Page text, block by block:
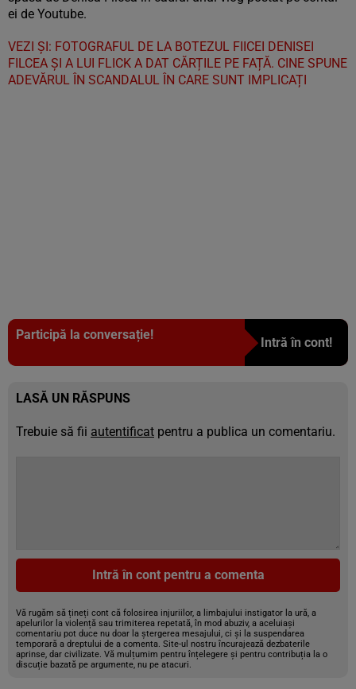
ei de Youtube.
VEZI ȘI: FOTOGRAFUL DE LA BOTEZUL FIICEI DENISEI
FILCEA ȘI A LUI FLICK A DAT CĂRȚILE PE FAȚĂ. CINE SPUNE
ADEVĂRUL ÎN SCANDALUL ÎN CARE SUNT IMPLICAȚI
Participă la conversație!
Intră în cont!
LASĂ UN RĂSPUNS
Trebuie să fii autentificat pentru a publica un comentariu.
Intră în cont pentru a comenta
Vă rugăm să țineți cont că folosirea injuriilor, a limbajului instigator la ură, a
apelurilor la violență sau trimiterea repetată, în mod abuziv, a aceluiași
comentariu pot duce nu doar la ștergerea mesajului, ci și la suspendarea
temporară a dreptului de a comenta. Site-ul nostru încurajează dezbaterile
aprinse, dar civilizate. Vă mulțumim pentru înțelegere și pentru contribuția la o
discuție bazată pe argumente, nu pe atacuri.